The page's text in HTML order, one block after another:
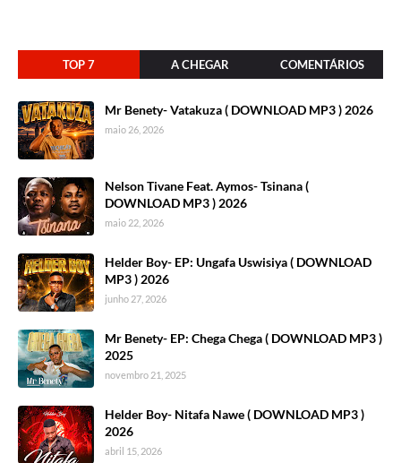
TOP 7 A CHEGAR COMENTÁRIOS
Mr Benety- Vatakuza ( DOWNLOAD MP3 ) 2026
maio 26, 2026
Nelson Tivane Feat. Aymos- Tsinana (
DOWNLOAD MP3 ) 2026
maio 22, 2026
Helder Boy- EP: Ungafa Uswisiya ( DOWNLOAD
MP3 ) 2026
junho 27, 2026
Mr Benety- EP: Chega Chega ( DOWNLOAD MP3 )
2025
novembro 21, 2025
Helder Boy- Nitafa Nawe ( DOWNLOAD MP3 )
2026
abril 15, 2026